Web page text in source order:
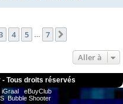
7 4 5 7
Aller à
- Tous droits réservés
iGraal
eBuyClub
Bubble Shooter